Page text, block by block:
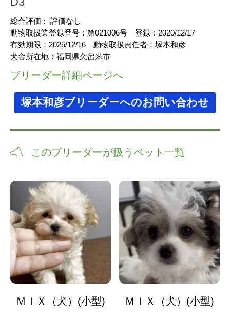
総合評価 :
評価なし
動物取扱業登録番号： 第021006号 登録： 2020/12/17
有効期限： 2025/12/16 動物取扱責任者： 塚本和彦
犬舎所在地： 福岡県久留米市
ブリーダー詳細ページへ
塚本和彦ブリーダーへのお問い合わせ
このブリーダーが扱うペット一覧
ＭＩＸ（犬）(小型) ＭＩＸ（犬）(小型)